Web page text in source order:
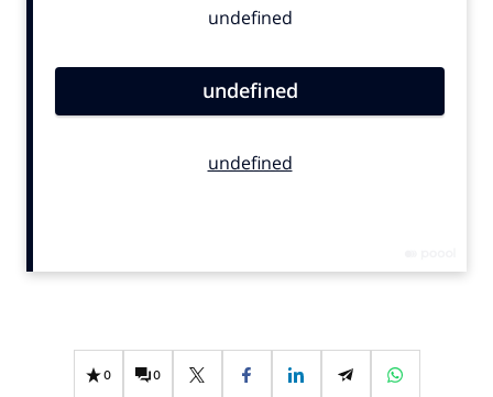
Contentmarketing
Effectiviteit
Gedragsverandering
0 0